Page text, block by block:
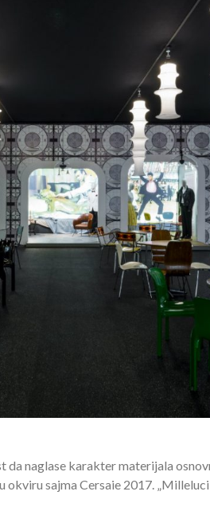
da naglase karakter materijala
okviru sajma Cersaie 2017.